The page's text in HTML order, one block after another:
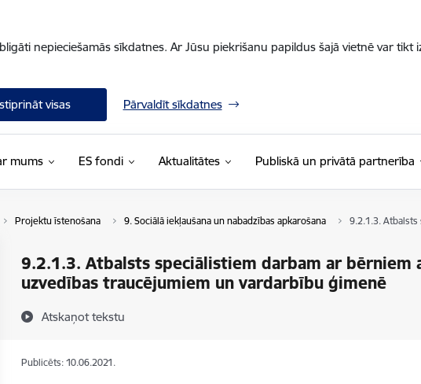
nepieciešamās sīkdatnes. Ar Jūsu piekrišanu papildus šajā vietnē var
visas Pārvaldīt sīkdatnes
mums ES fondi Aktualitātes Publiskā un privātā partnerība
Projektu īstenošana 9. Sociālā iekļaušana un nabadzības apkarošana 9.2.1.3.
9.2.1.3. Atbalsts speciālistiem darbam ar bērniem
uzvedības traucējumiem un vardarbību ģimenē
Atskaņot tekstu
Publicēts: 10.06.2021.